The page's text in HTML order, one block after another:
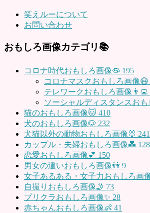
笑えルーについて
お問い合わせ
おもしろ画像カテゴリ📚
コロナ時代おもしろ画像🦠 195
コロナマスクおもしろ画像😷
テレワークおもしろ画像👨‍💻
ソーシャルディスタンスお
猫のおもしろ画像🐱 410
犬のおもしろ画像🐶 232
犬猫以外の動物おもしろ画像🐰 241
カップル・夫婦おもしろ画像💑 128
恋愛おもしろ画像💕 150
男女の違いおもしろ画像👫 9
女子あるある・女子力おもしろ画
自撮りおもしろ画像🤳 73
プリクラおもしろ画像✨ 28
赤ちゃんおもしろ画像👶 41